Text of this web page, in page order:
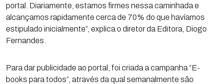
portal. Diariamente, estamos firmes nessa caminhada e
alcançamos rapidamente cerca de 70% do que havíamos
estipulado inicialmente”, explica o diretor da Editora, Diogo
Fernandes.
Para dar publicidade ao portal, foi criada a campanha “E-
books para todos”, através da qual semanalmente são